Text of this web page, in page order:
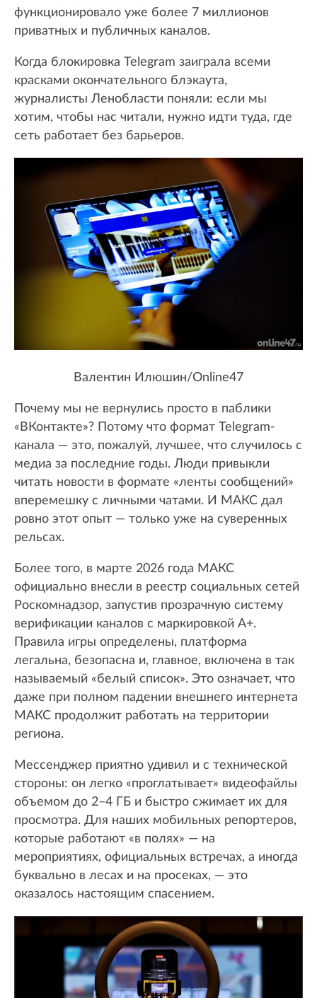
функционировало уже более 7 миллионов
приватных и публичных каналов.
Когда блокировка Telegram заиграла всеми
красками окончательного блэкаута,
журналисты Ленобласти поняли: если мы
хотим, чтобы нас читали, нужно идти туда, где
сеть работает без барьеров.
Валентин Илюшин/Online47
Почему мы не вернулись просто в паблики
«ВКонтакте»? Потому что формат Telegram-
канала — это, пожалуй, лучшее, что случилось с
медиа за последние годы. Люди привыкли
читать новости в формате «ленты сообщений»
вперемешку с личными чатами. И МАКС дал
ровно этот опыт — только уже на суверенных
рельсах.
Более того, в марте 2026 года МАКС
официально внесли в реестр социальных сетей
Роскомнадзор, запустив прозрачную систему
верификации каналов с маркировкой А+.
Правила игры определены, платформа
легальна, безопасна и, главное, включена в так
называемый «белый список». Это означает, что
даже при полном падении внешнего интернета
МАКС продолжит работать на территории
региона.
Мессенджер приятно удивил и с технической
стороны: он легко «проглатывает» видеофайлы
объемом до 2–4 ГБ и быстро сжимает их для
просмотра. Для наших мобильных репортеров,
которые работают «в полях» — на
мероприятиях, официальных встречах, а иногда
буквально в лесах и на просеках, — это
оказалось настоящим спасением.